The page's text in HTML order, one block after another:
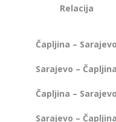
Relacija
Čapljina –
Sarajevo –
Čapljina –
Sarajevo –